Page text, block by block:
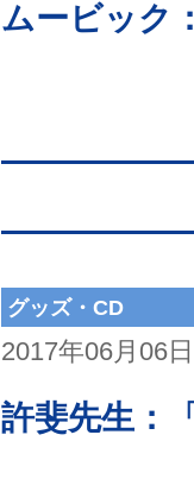
ムービック
グッズ・CD
2017年06月06日
許斐先生：